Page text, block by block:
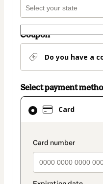
Coupon
Do you have a
Select payment
Card
Card
selected
method